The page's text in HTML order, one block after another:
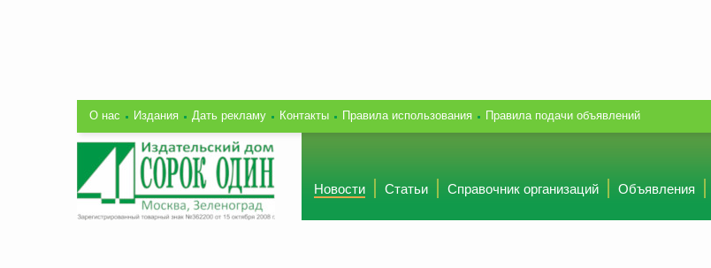
О нас Издания Дать рекламу Контакты Правила использования Правила подачи объявлений
Новости Статьи Справочник организаций Объявления